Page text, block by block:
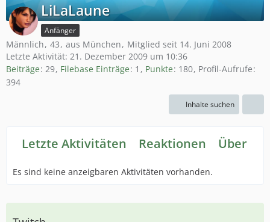
LiLaLaune
Anfänger
Männlich 43 aus München
Mitglied seit 14. Juni 2008
Letzte Aktivität: 21. Dezember 2009 um 10:36
Beiträge 29 Filebase Einträge 1 Punkte 180 Profil-Aufrufe
394
Inhalte suchen
Letzte Aktivitäten Reaktionen Über
Es sind keine anzeigbaren Aktivitäten vorhanden.